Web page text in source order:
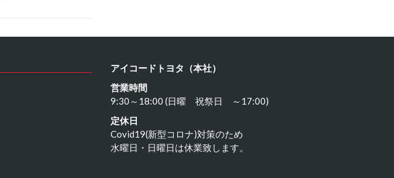
アイコードトヨタ（本社）
営業時間
9:30～18:00 (日曜 祝祭日 ～17:00)
定休日
Covid19(新型コロナ)対策のため
水曜日・日曜日は休業致します。